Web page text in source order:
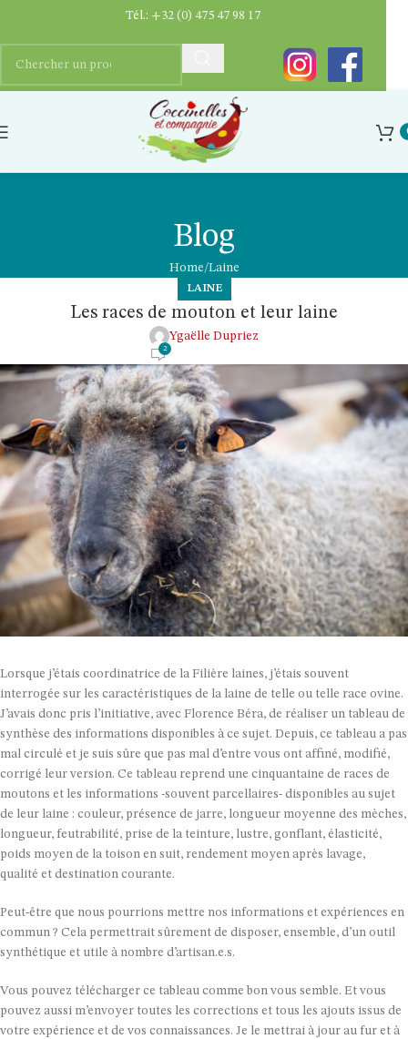
Blog
Home Laine
LAINE
Les races de mouton et leur laine
Ygaëlle Dupriez
2
Lorsque j’étais coordinatrice de la Filière laines, j’étais souvent
interrogée sur les caractéristiques de la laine de telle ou telle race ovine.
J’avais donc pris l’initiative, avec Florence Béra, de réaliser un tableau de
synthèse des informations disponibles à ce sujet. Depuis, ce tableau a pas
mal circulé et je suis sûre que pas mal d’entre vous ont affiné, modifié,
corrigé leur version. Ce tableau reprend une cinquantaine de races de
moutons et les informations -souvent parcellaires- disponibles au sujet
de leur laine : couleur, présence de jarre, longueur moyenne des mèches,
longueur, feutrabilité, prise de la teinture, lustre, gonflant, élasticité,
poids moyen de la toison en suit, rendement moyen après lavage,
qualité et destination courante.
Peut-être que nous pourrions mettre nos informations et expériences en
commun ? Cela permettrait sûrement de disposer, ensemble, d’un outil
synthétique et utile à nombre d’artisan.e.s.
Vous pouvez télécharger ce tableau comme bon vous semble. Et vous
pouvez aussi m’envoyer toutes les corrections et tous les ajouts issus de
votre expérience et de vos connaissances. Je le mettrai à jour au fur et à
Tél.: +32 (0) 475 47 98 17